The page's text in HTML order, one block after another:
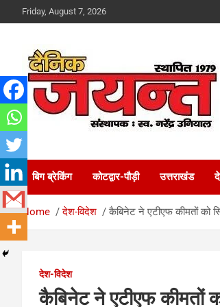
to
Friday, August 7, 2026
Dainik Jayant
बिग ब्रेकिंग कोटद्वार-पौड़ी उत्तराखंड
Home देश-विदेश कैबिनेट ने एटीएफ कीमतों को
देश-विदेश
कैबिनेट ने एटीएफ कीमतों